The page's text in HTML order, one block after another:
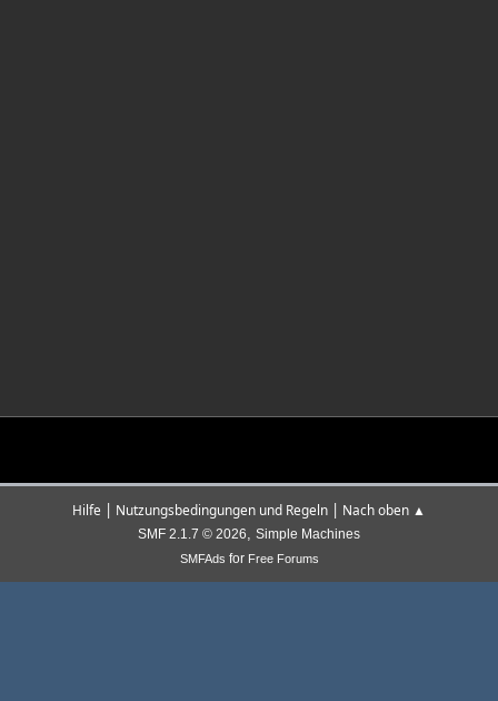
Hilfe | Nutzungsbedingungen und Regeln | Nach oben ▲
SMF 2.1.7 © 2026, Simple Machines
SMFAds for Free Forums